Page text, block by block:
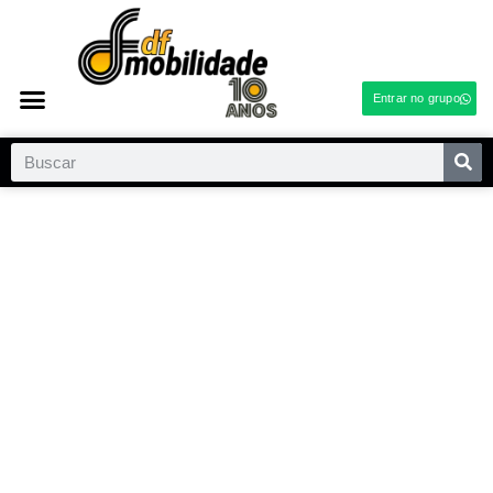
Entrar no grupo